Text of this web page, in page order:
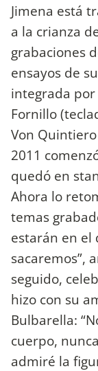
Jimena está
a la crianza
grabaciones
ensayos de
integrada por
Fornillo
Von Quintiero
2011
quedó en
Ahora lo
temas
estarán en el
sacaremos”,
seguido,
hizo con su
Bulbarella:
cuerpo,
admiré la